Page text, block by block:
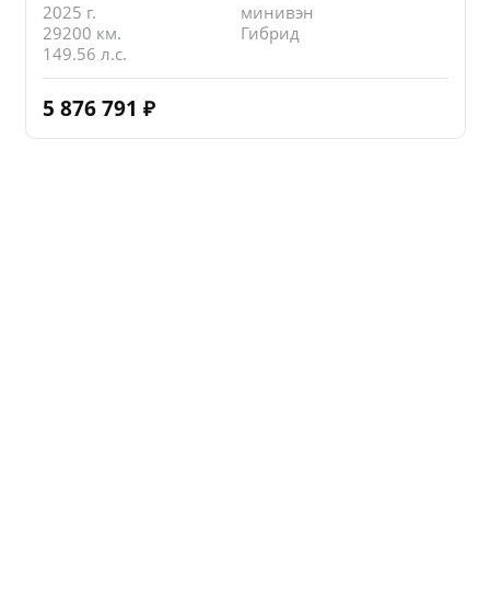
2025 г.
минивэн
29200 км.
Гибрид
149.56 л.с.
5 876 791 ₽